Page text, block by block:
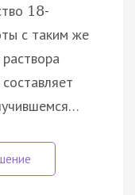
18-
с таким же